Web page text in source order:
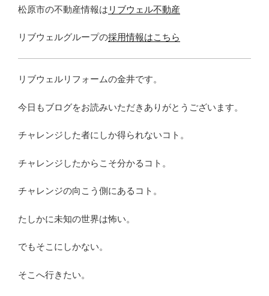
松原市の不動産情報は リブウェル不動産
リブウェルグループの採用情報はこちら
リブウェルリフォームの金井です。
今日もブログをお読みいただきありがとうございます。
チャレンジした者にしか得られないコト。
チャレンジしたからこそ分かるコト。
チャレンジの向こう側にあるコト。
たしかに未知の世界は怖い。
でもそこにしかない。
そこへ行きたい。